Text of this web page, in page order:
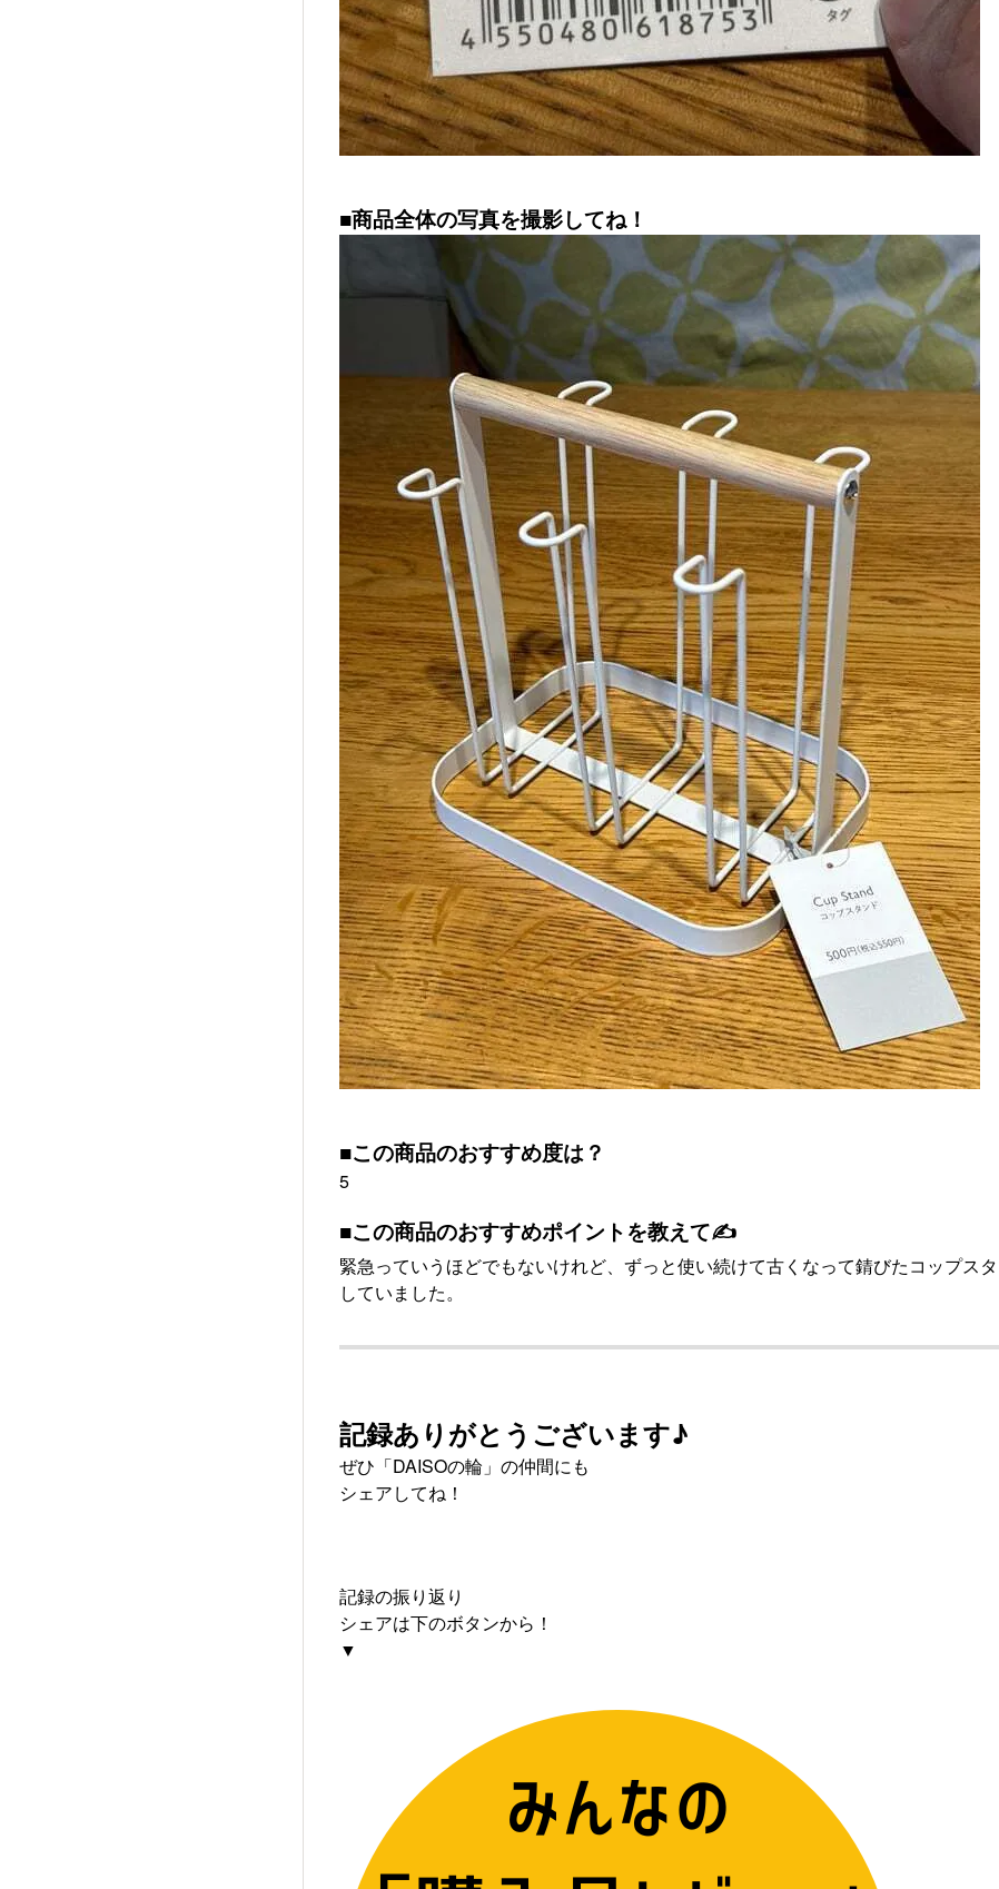
■商品全体の写真を撮影してね！
■この商品のおすすめ度は？
5
■この商品のおすすめポイントを教えて✍
緊急っていうほどでもないけれど、ずっと使い続けて古くなって錆びたコップス
していました。
記録ありがとうございます♪
ぜひ「DAISOの輪」の仲間にも
シェアしてね！
記録の振り返り
シェアは下のボタンから！
▼